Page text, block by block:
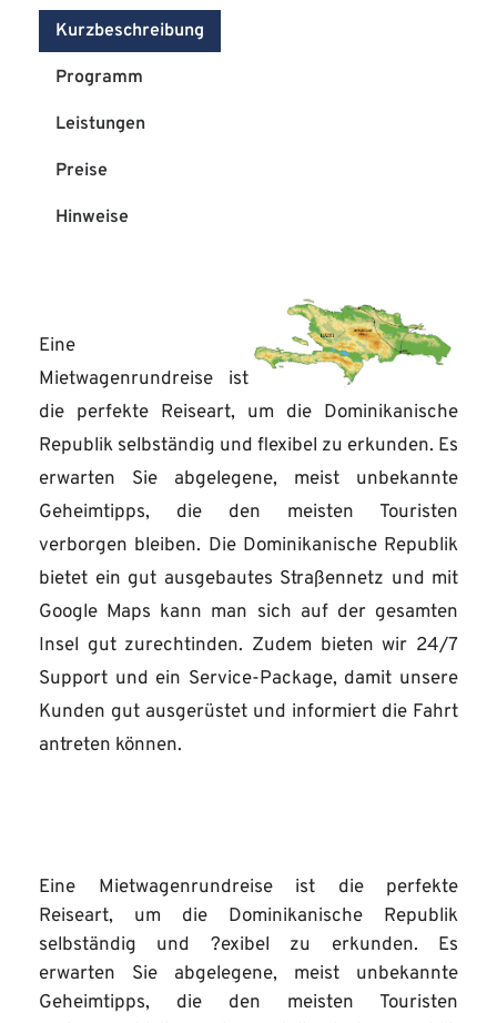
Kurzbeschreibung
Programm
Leistungen
Preise
Hinweise
Eine
Mietwagenrundreise ist
die perfekte Reiseart, um die Dominikanische
Republik selbständig und flexibel zu erkunden. Es
erwarten Sie abgelegene, meist unbekannte
Geheimtipps, die den meisten Touristen
verborgen bleiben. Die Dominikanische Republik
bietet ein gut ausgebautes Straßennetz und mit
Google Maps kann man sich auf der gesamten
Insel gut zurechtinden. Zudem bieten wir 24/7
Support und ein Service-Package, damit unsere
Kunden gut ausgerüstet und informiert die Fahrt
antreten können.
Eine Mietwagenrundreise ist die perfekte
Reiseart, um die Dominikanische Republik
selbständig und ?exibel zu erkunden. Es
erwarten Sie abgelegene, meist unbekannte
Geheimtipps, die den meisten Touristen